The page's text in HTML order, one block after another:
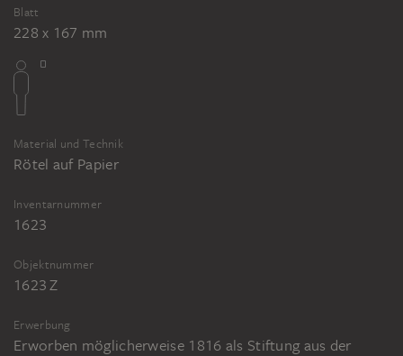
Blatt
228 x 167 mm
Material und Technik
Rötel auf Papier
Inventarnummer
1623
Objektnummer
1623 Z
Erwerbung
Erworben möglicherweise 1816 als Stiftung aus der